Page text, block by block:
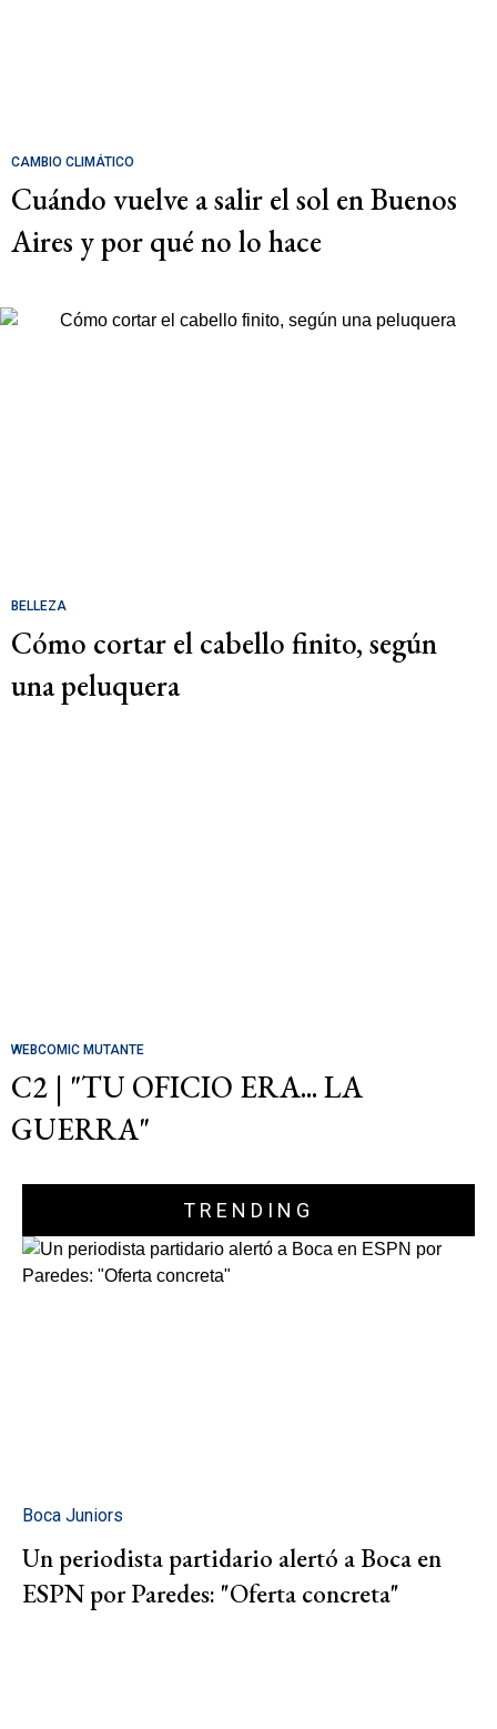
CAMBIO CLIMÁTICO
Cuándo vuelve a salir el sol en Buenos
Aires y por qué no lo hace
BELLEZA
Cómo cortar el cabello finito, según
una peluquera
WEBCOMIC MUTANTE
C2 | "TU OFICIO ERA... LA
GUERRA"
TRENDING
Boca Juniors
Un periodista partidario alertó a Boca en
ESPN por Paredes: "Oferta concreta"